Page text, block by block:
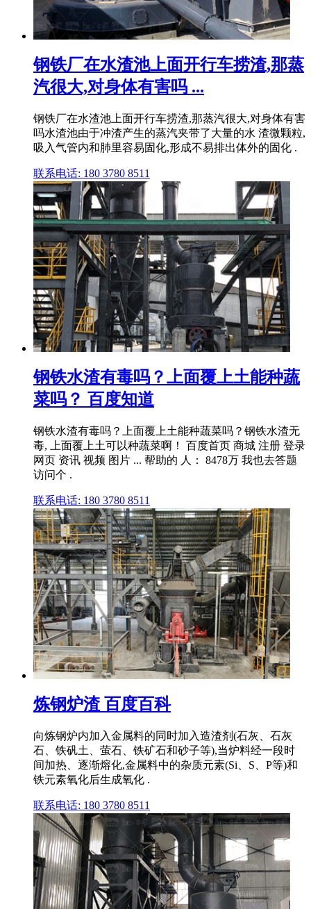
钢铁厂在水渣池上面开行车捞渣,那蒸
汽很大,对身体有害吗 ...
钢铁厂在水渣池上面开行车捞渣,那蒸汽很大,对身体有害
吗水渣池由于冲渣产生的蒸汽夹带了大量的水 渣微颗粒,
吸入气管内和肺里容易固化,形成不易排出体外的固化 .
联系电话: 180 3780 8511
钢铁水渣有毒吗？上面覆上土能种蔬
菜吗？ 百度知道
钢铁水渣有毒吗？上面覆上土能种蔬菜吗？钢铁水渣无
毒, 上面覆上土可以种蔬菜啊！ 百度首页 商城 注册 登录
网页 资讯 视频 图片 ... 帮助的 人： 8478万 我也去答题
访问个 .
联系电话: 180 3780 8511
炼钢炉渣 百度百科
向炼钢炉内加入金属料的同时加入造渣剂(石灰、石灰
石、铁矾土、萤石、铁矿石和砂子等),当炉料经一段时
间加热、逐渐熔化,金属料中的杂质元素(Si、S、P等)和
铁元素氧化后生成氧化 .
联系电话: 180 3780 8511